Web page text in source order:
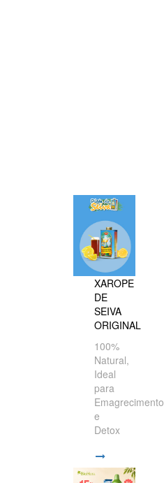
XAROPE
DE
SEIVA
ORIGINAL
100%
Natural,
Ideal
para
Emagrecimento
e
Detox